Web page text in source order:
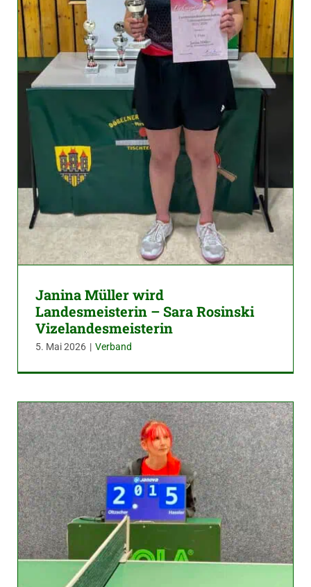
Janina Müller wird
Landesmeisterin – Sara Rosinski
Vizelandesmeisterin
5. Mai 2026 | Verband